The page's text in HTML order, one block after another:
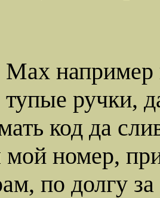
например
ручки,
код да
мой номер,
по долгу